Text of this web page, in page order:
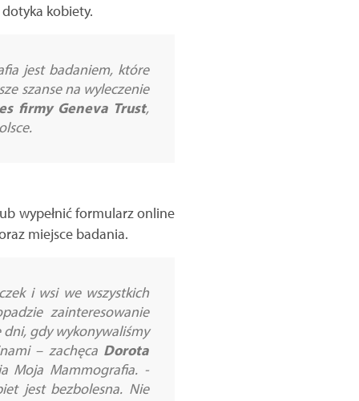
kobiety.
jest badaniem, które
szanse na wyleczenie
firmy Geneva Trust,
wypełnić formularz online
miejsce badania.
i wsi we wszystkich
zainteresowanie
dni, gdy wykonywaliśmy
– zachęca Dorota
Moja Mammografia. -
jest bezbolesna. Nie